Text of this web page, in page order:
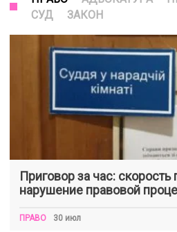
СУД
ЗАКОН
Приговор за час:
нарушение правовой
ПРАВО 30 июл